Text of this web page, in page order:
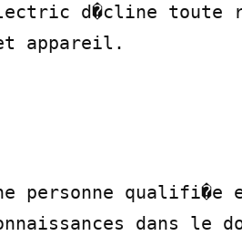
d�cline toute
appareil.
personne qualifi�e
dans le